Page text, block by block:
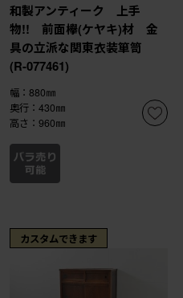
和製アンティーク 上手
物!! 前面欅(ケヤキ)材 金
具の立派な関東衣装箪笥
(R-077461)
幅：880㎜
奥行：430㎜
高さ：960㎜
カスタムできます